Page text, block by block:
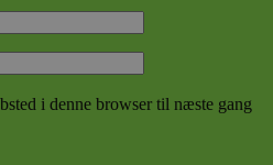
i denne browser til næste gang